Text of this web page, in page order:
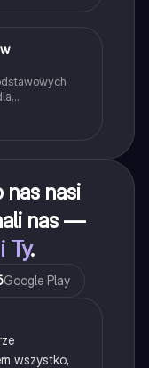
nasi
nas —
Ty.
Google Play
wszystko,